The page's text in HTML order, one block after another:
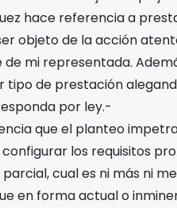
hace referencia a
objeto de la acción
mi representada.
tipo de prestación
por ley.-
que el planteo
los requisitos
cual es ni más ni
en forma actual o